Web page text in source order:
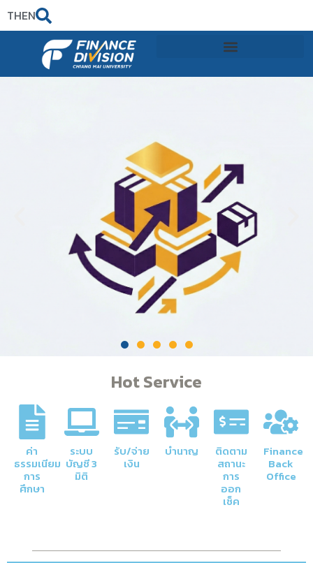
THEN
Hot Service
ค่า
ธรรมเนียม
การ
ศึกษา
ระบบ
บัญชี 3
มิติ
รับ/จ่าย
เงิน
บำนาญ ติดตาม
สถานะ
การ
ออก
เช็ค
Finance
Back
Office